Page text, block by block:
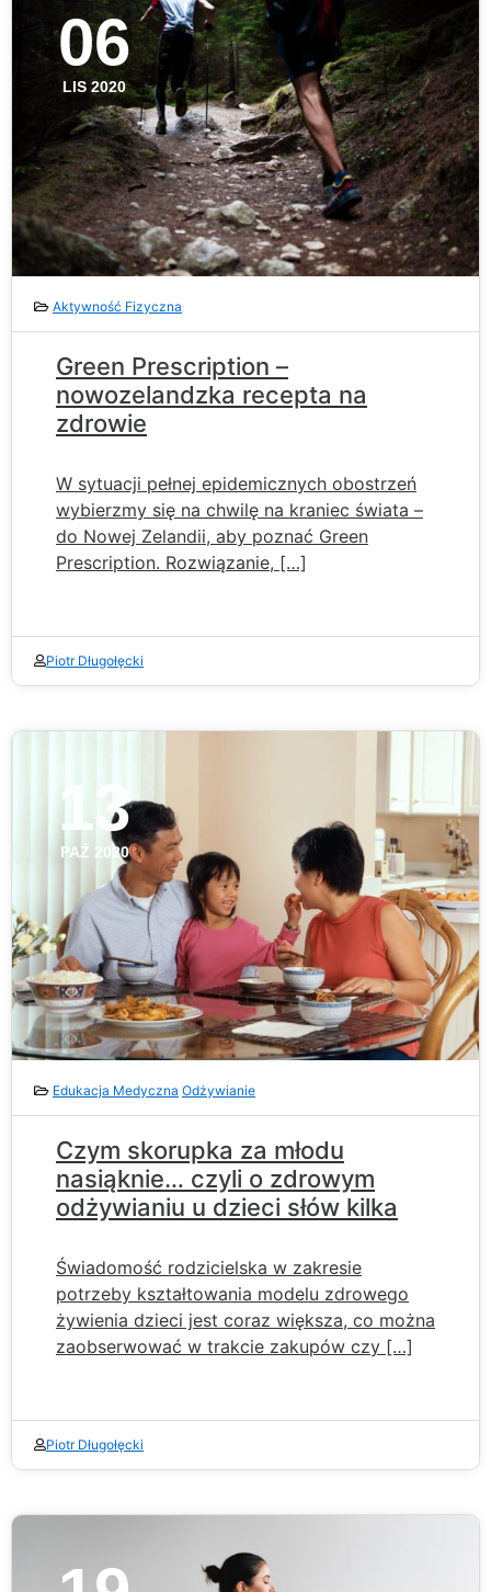
06
LIS 2020
Aktywność Fizyczna
Green Prescription –
nowozelandzka recepta na
zdrowie
W sytuacji pełnej epidemicznych obostrzeń
wybierzmy się na chwilę na kraniec świata –
do Nowej Zelandii, aby poznać Green
Prescription. Rozwiązanie, […]
Piotr Długołęcki
13
PAŹ 2020
Edukacja Medyczna Odżywianie
Czym skorupka za młodu
nasiąknie… czyli o zdrowym
odżywianiu u dzieci słów kilka
Świadomość rodzicielska w zakresie
potrzeby kształtowania modelu zdrowego
żywienia dzieci jest coraz większa, co można
zaobserwować w trakcie zakupów czy […]
Piotr Długołęcki